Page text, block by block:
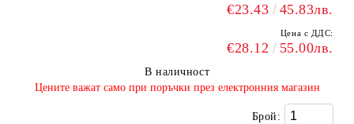
€23.43 45.83лв.
Цена с ДДС:
€28.12 55.00лв.
В наличност
​Цените важат само при поръчки през електронния магазин
Брой: